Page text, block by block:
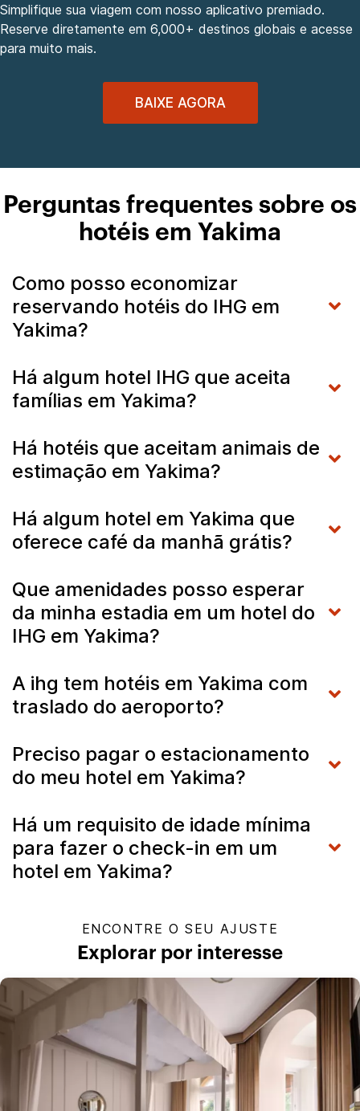
Simplifique sua viagem com nosso aplicativo premiado.
Reserve diretamente em 6,000+ destinos globais e acesse
para muito mais.
BAIXE AGORA
Perguntas frequentes sobre os
hotéis em Yakima
Como posso economizar
reservando hotéis do IHG em
Yakima?
Há algum hotel IHG que aceita
famílias em Yakima?
Há hotéis que aceitam animais de
estimação em Yakima?
Há algum hotel em Yakima que
oferece café da manhã grátis?
Que amenidades posso esperar
da minha estadia em um hotel do
IHG em Yakima?
A ihg tem hotéis em Yakima com
traslado do aeroporto?
Preciso pagar o estacionamento
do meu hotel em Yakima?
Há um requisito de idade mínima
para fazer o check-in em um
hotel em Yakima?
ENCONTRE O SEU AJUSTE
Explorar por interesse